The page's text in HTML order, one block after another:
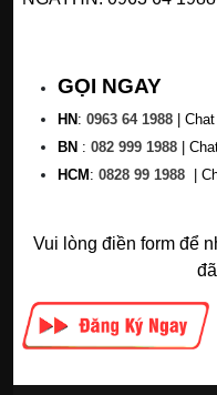
GỌI NGAY
HN : 0963 64 1988 | C
BN : 082 999 1988 |
HCM : 0828 99 1988
Vui lòng điền form để